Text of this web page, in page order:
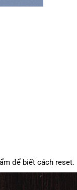
để biết cách reset.